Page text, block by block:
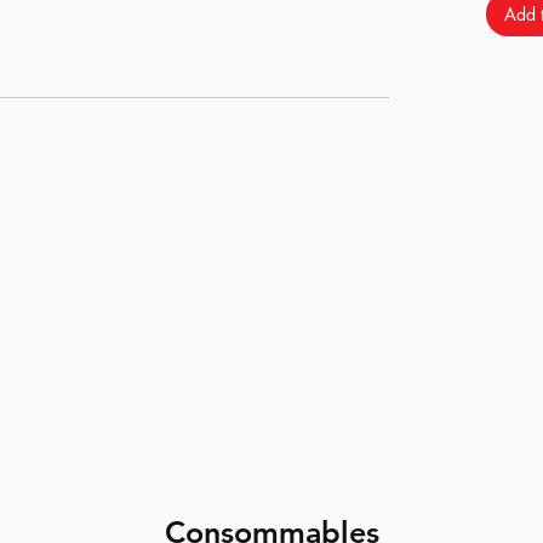
Add
Consommables